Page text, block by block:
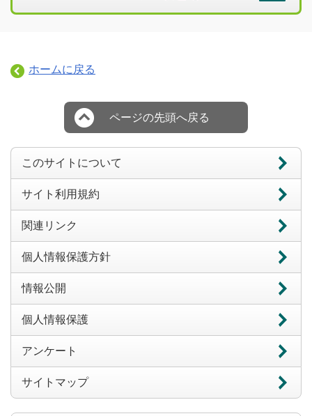
ホームに戻る
ページの先頭へ戻る
このサイトについて
サイト利用規約
関連リンク
個人情報保護方針
情報公開
個人情報保護
アンケート
サイトマップ